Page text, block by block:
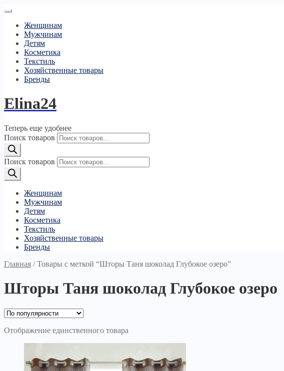
Женщинам
Мужчинам
Детям
Косметика
Текстиль
Хозяйственные товары
Бренды
Elina24
Теперь еще удобнее
Поиск товаров
Поиск товаров
Женщинам
Мужчинам
Детям
Косметика
Текстиль
Хозяйственные товары
Бренды
Главная /Товары с меткой “Шторы Таня шоколад Глубокое озеро”
Шторы Таня шоколад Глубокое озеро
Отображение единственного товара